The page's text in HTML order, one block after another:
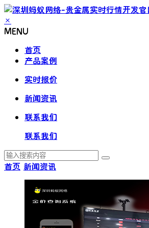
×
MENU
首页
产品案例
实时报价
新闻资讯
联系我们
联系我们
首页 新闻资讯